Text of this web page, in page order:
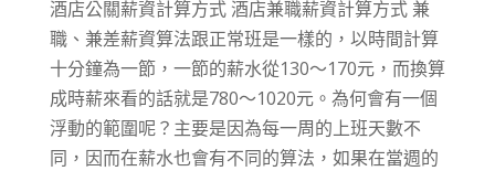
酒店公關薪資計算方式 酒店兼職薪資計算方式 兼
職、兼差薪資算法跟正常班是一樣的，以時間計算
十分鐘為一節，一節的薪水從130〜170元，而換算
成時薪來看的話就是780〜1020元。為何會有一個
浮動的範圍呢？主要是因為每一周的上班天數不
同，因而在薪水也會有不同的算法，如果在當週的